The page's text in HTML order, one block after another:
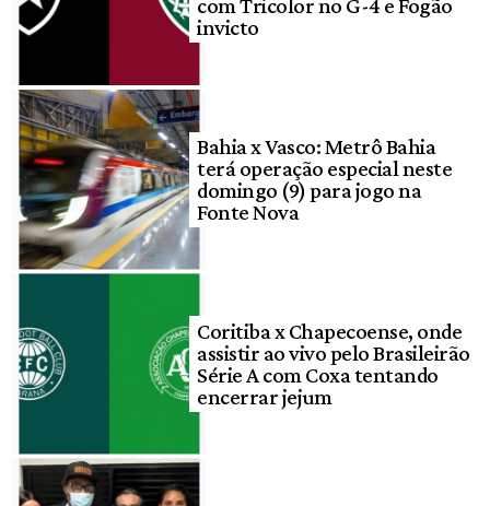
com Tricolor no G-4 e Fogão
invicto
Bahia x Vasco: Metrô Bahia
terá operação especial neste
domingo (9) para jogo na
Fonte Nova
Coritiba x Chapecoense, onde
assistir ao vivo pelo Brasileirão
Série A com Coxa tentando
encerrar jejum